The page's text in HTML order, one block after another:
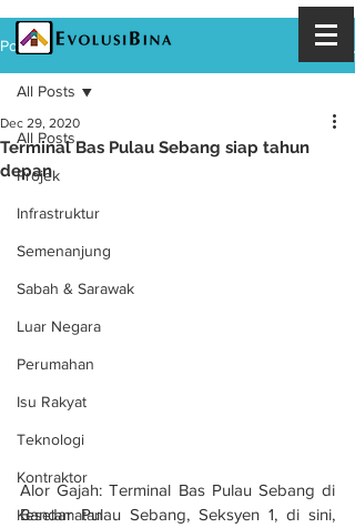
Post
All Posts
Projek
Infrastruktur
Semenanjung
Sabah & Sarawak
Luar Negara
Perumahan
Isu Rakyat
Teknologi
Kontraktor
Keselamatan
All Posts
Terminal Bas Pulau Sebang siap tahun
depan
Dec 29, 2020
Alor Gajah: Terminal Bas Pulau Sebang di
Bandar Pulau Sebang, Seksyen 1, di sini,